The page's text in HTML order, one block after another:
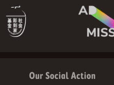
Our Social Action